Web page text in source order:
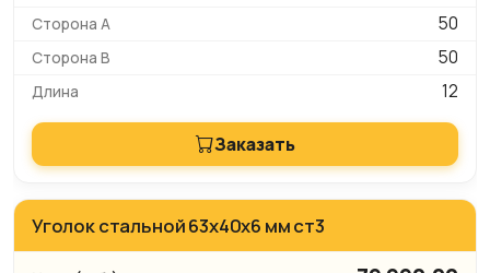
50
50
12
Заказать
Уголок стальной 63x40x6 мм ст3